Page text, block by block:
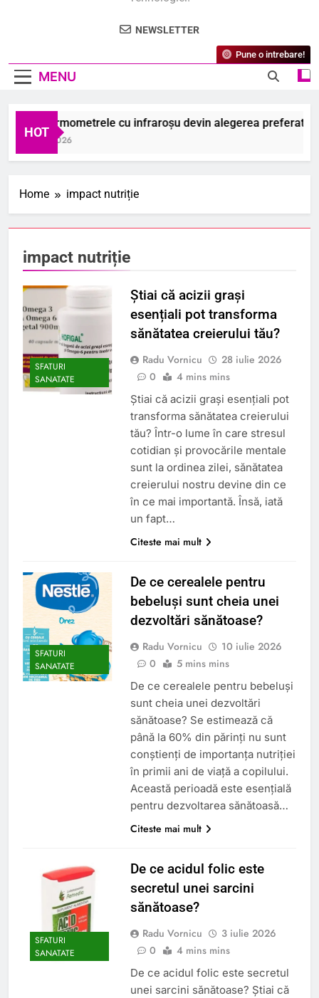
NEWSLETTER
MENU
Pune o intrebare!
HOT
ce termometrele cu infraroșu devin alegerea preferată a
August 2026
Home impact nutriție
impact nutriție
SFATURI
SANATATE
Știai că acizii grași
esențiali pot transforma
sănătatea creierului tău?
Radu Vornicu
28 iulie 2026
0
4 mins mins
Știai că acizii grași esențiali pot
transforma sănătatea creierului
tău? Într-o lume în care stresul
cotidian și provocările mentale
sunt la ordinea zilei, sănătatea
creierului nostru devine din ce
în ce mai importantă. Însă, iată
un fapt…
Citeste mai mult
SFATURI
SANATATE
De ce cerealele pentru
bebeluși sunt cheia unei
dezvoltări sănătoase?
Radu Vornicu
10 iulie 2026
0
5 mins mins
De ce cerealele pentru bebeluși
sunt cheia unei dezvoltări
sănătoase? Se estimează că
până la 60% din părinți nu sunt
conștienți de importanța nutriției
în primii ani de viață a copilului.
Această perioadă este esențială
pentru dezvoltarea sănătoasă…
Citeste mai mult
SFATURI
SANATATE
De ce acidul folic este
secretul unei sarcini
sănătoase?
Radu Vornicu
3 iulie 2026
0
4 mins mins
De ce acidul folic este secretul
unei sarcini sănătoase? Știai că